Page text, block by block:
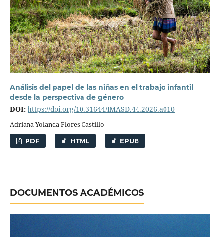
Análisis del papel de las niñas en el trabajo infantil
desde la perspectiva de género
DOI: https://doi.org/10.31644/IMASD.44.2026.a010
Adriana Yolanda Flores Castillo
PDF HTML EPUB
DOCUMENTOS ACADÉMICOS